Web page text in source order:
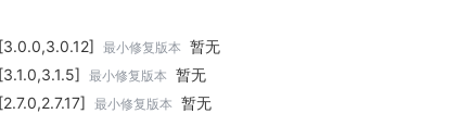
[3.0.0,3.0.12] 最小修复版本 暂无
[3.1.0,3.1.5] 最小修复版本 暂无
[2.7.0,2.7.17] 最小修复版本 暂无